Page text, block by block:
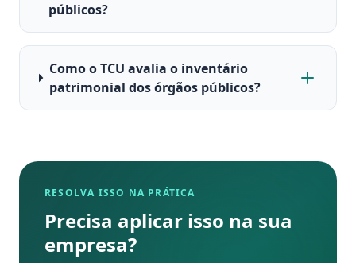
públicos?
Como o TCU avalia o inventário
patrimonial dos órgãos públicos?
RESOLVA ISSO NA PRÁTICA
Precisa aplicar isso na sua
empresa?